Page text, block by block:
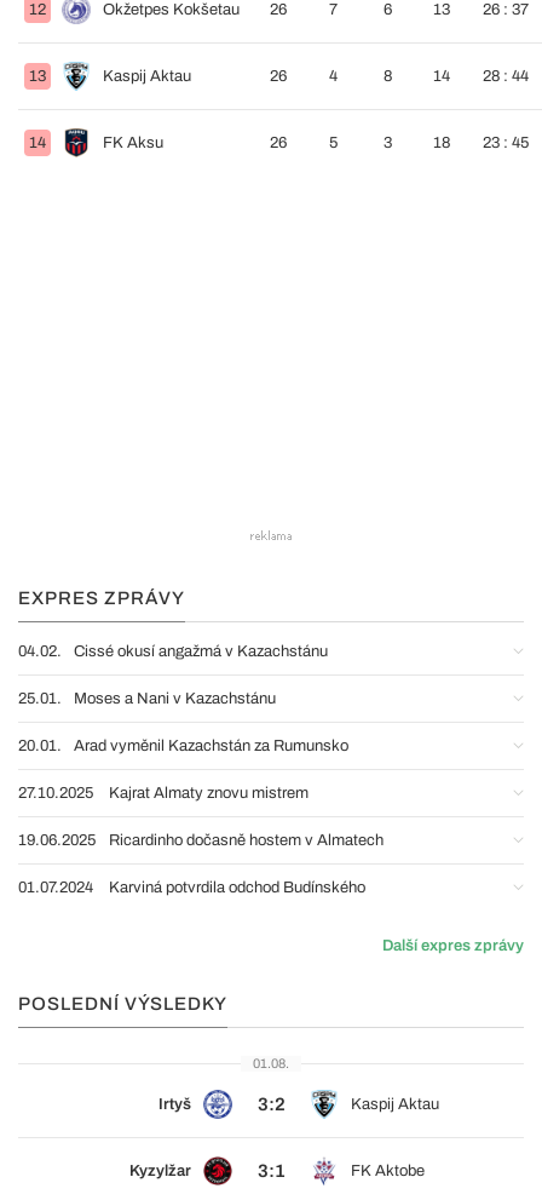
12 Okžetpes Kokšetau 26 7 6 13 26 : 37
13 Kaspij Aktau 26 4 8 14 28 : 44
14 FK Aksu 26 5 3 18 23 : 45
EXPRES ZPRÁVY
04.02. Cissé okusí angažmá v Kazachstánu
25.01. Moses a Nani v Kazachstánu
20.01. Arad vyměnil Kazachstán za Rumunsko
27.10.2025 Kajrat Almaty znovu mistrem
19.06.2025 Ricardinho dočasně hostem v Almatech
01.07.2024 Karviná potvrdila odchod Budínského
Další expres zprávy
POSLEDNÍ VÝSLEDKY
01.08.
Irtyš 3:2 Kaspij Aktau
Kyzylžar 3:1 FK Aktobe